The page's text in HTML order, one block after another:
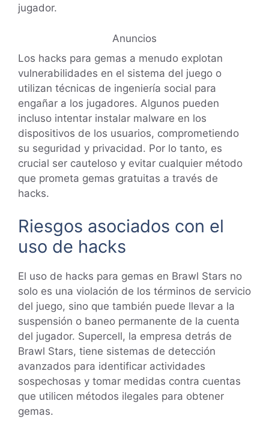
jugador.
Anuncios
Los hacks para gemas a menudo explotan
vulnerabilidades en el sistema del juego o
utilizan técnicas de ingeniería social para
engañar a los jugadores. Algunos pueden
incluso intentar instalar malware en los
dispositivos de los usuarios, comprometiendo
su seguridad y privacidad. Por lo tanto, es
crucial ser cauteloso y evitar cualquier método
que prometa gemas gratuitas a través de
hacks.
Riesgos asociados con el
uso de hacks
El uso de hacks para gemas en Brawl Stars no
solo es una violación de los términos de servicio
del juego, sino que también puede llevar a la
suspensión o baneo permanente de la cuenta
del jugador. Supercell, la empresa detrás de
Brawl Stars, tiene sistemas de detección
avanzados para identificar actividades
sospechosas y tomar medidas contra cuentas
que utilicen métodos ilegales para obtener
gemas.